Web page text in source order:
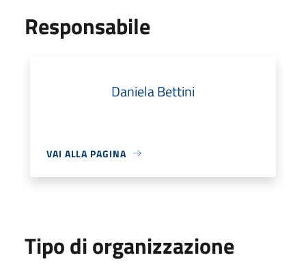
Responsabile
Daniela Bettini
VAI ALLA PAGINA
Tipo di organizzazione